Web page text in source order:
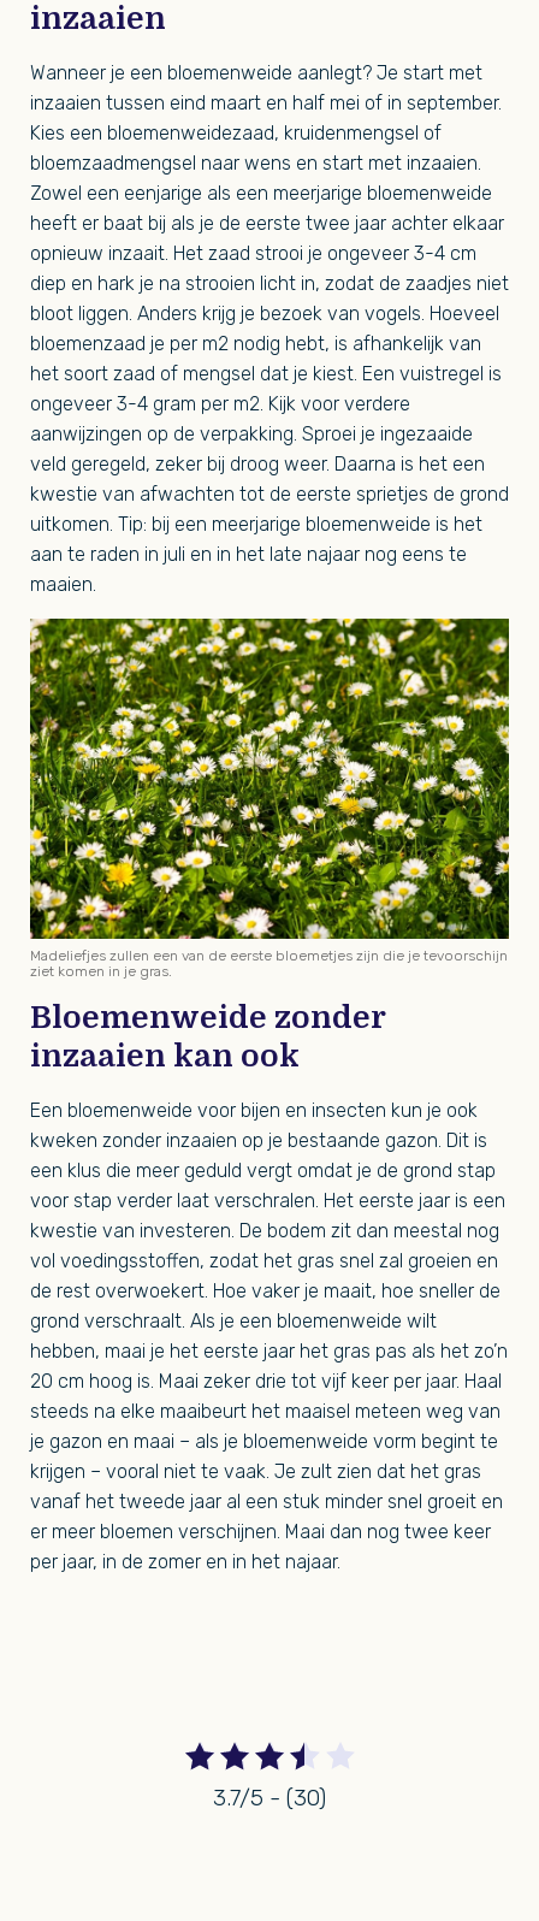
inzaaien
Wanneer je een bloemenweide aanlegt? Je start met
inzaaien tussen eind maart en half mei of in september.
Kies een bloemenweidezaad, kruidenmengsel of
bloemzaadmengsel naar wens en start met inzaaien.
Zowel een eenjarige als een meerjarige bloemenweide
heeft er baat bij als je de eerste twee jaar achter elkaar
opnieuw inzaait. Het zaad strooi je ongeveer 3-4 cm
diep en hark je na strooien licht in, zodat de zaadjes niet
bloot liggen. Anders krijg je bezoek van vogels. Hoeveel
bloemenzaad je per m2 nodig hebt, is afhankelijk van
het soort zaad of mengsel dat je kiest. Een vuistregel is
ongeveer 3-4 gram per m2. Kijk voor verdere
aanwijzingen op de verpakking. Sproei je ingezaaide
veld geregeld, zeker bij droog weer. Daarna is het een
kwestie van afwachten tot de eerste sprietjes de grond
uitkomen. Tip: bij een meerjarige bloemenweide is het
aan te raden in juli en in het late najaar nog eens te
maaien.
Madeliefjes zullen een van de eerste bloemetjes zijn die je tevoorschijn
ziet komen in je gras.
Bloemenweide zonder
inzaaien kan ook
Een bloemenweide voor bijen en insecten kun je ook
kweken zonder inzaaien op je bestaande gazon. Dit is
een klus die meer geduld vergt omdat je de grond stap
voor stap verder laat verschralen. Het eerste jaar is een
kwestie van investeren. De bodem zit dan meestal nog
vol voedingsstoffen, zodat het gras snel zal groeien en
de rest overwoekert. Hoe vaker je maait, hoe sneller de
grond verschraalt. Als je een bloemenweide wilt
hebben, maai je het eerste jaar het gras pas als het zo’n
20 cm hoog is. Maai zeker drie tot vijf keer per jaar. Haal
steeds na elke maaibeurt het maaisel meteen weg van
je gazon en maai – als je bloemenweide vorm begint te
krijgen – vooral niet te vaak. Je zult zien dat het gras
vanaf het tweede jaar al een stuk minder snel groeit en
er meer bloemen verschijnen. Maai dan nog twee keer
per jaar, in de zomer en in het najaar.
3.7/5 - (30)